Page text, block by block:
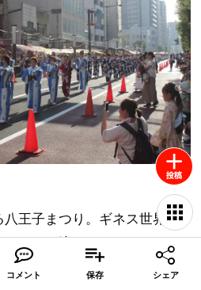
王子まつり。ギネス世界記
」にも注目です。まつりで
街道に1500人ほどの浴衣姿の
コメント 保存 シェア